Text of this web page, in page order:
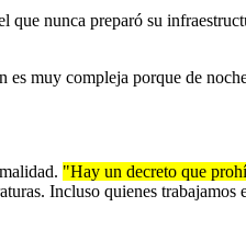
que nunca preparó su
es muy compleja porque de
"Hay un decreto que
Incluso quienes trabajamos